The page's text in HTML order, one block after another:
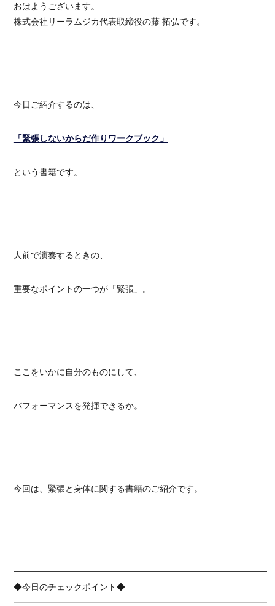
おはようございます。
株式会社リーラムジカ代表取締役の藤 拓弘です。
今日ご紹介するのは、
「緊張しないからだ作りワークブック」
という書籍です。
人前で演奏するときの、
重要なポイントの一つが「緊張」。
ここをいかに自分のものにして、
パフォーマンスを発揮できるか。
今回は、緊張と身体に関する書籍のご紹介です。
◆今日のチェックポイント◆